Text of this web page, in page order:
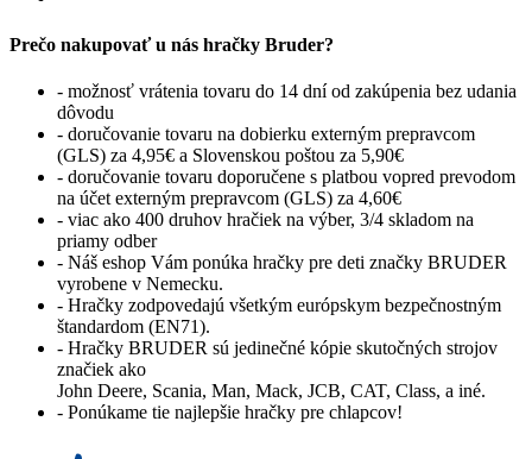
Prečo nakupovať u nás hračky Bruder?
- možnosť vrátenia tovaru do 14 dní od zakúpenia bez udania
dôvodu
- doručovanie tovaru na dobierku externým prepravcom
(GLS) za 4,95€ a Slovenskou poštou za 5,90€
- doručovanie tovaru doporučene s platbou vopred prevodom
na účet externým prepravcom (GLS) za 4,60€
- viac ako 400 druhov hračiek na výber, 3/4 skladom na
priamy odber
- Náš eshop Vám ponúka hračky pre deti značky BRUDER
vyrobene v Nemecku.
- Hračky zodpovedajú všetkým európskym bezpečnostným
štandardom (EN71).
- Hračky BRUDER sú jedinečné kópie skutočných strojov
značiek ako
John Deere, Scania, Man, Mack, JCB, CAT, Class, a iné.
- Ponúkame tie najlepšie hračky pre chlapcov!